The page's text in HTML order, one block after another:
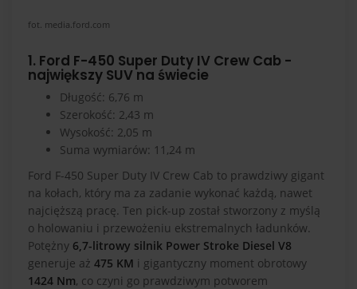
fot. media.ford.com
1. Ford F-450 Super Duty IV Crew Cab -
największy SUV na świecie
Długość: 6,76 m
Szerokość: 2,43 m
Wysokość: 2,05 m
Suma wymiarów: 11,24 m
Ford F-450 Super Duty IV Crew Cab to prawdziwy gigant
na kołach, który ma za zadanie wykonać każdą, nawet
najcięższą pracę. Ten pick-up został stworzony z myślą
o holowaniu i przewożeniu ekstremalnych ładunków.
Potężny 6,7-litrowy silnik Power Stroke Diesel V8
generuje aż 475 KM i gigantyczny moment obrotowy
1424 Nm, co czyni go prawdziwym potworem